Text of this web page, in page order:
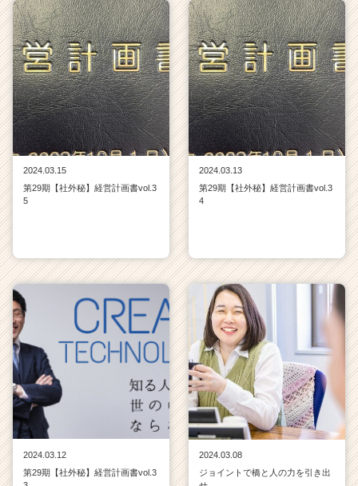
2024.03.15
第29期【社外秘】経営計画書vol.3
5
2024.03.13
第29期【社外秘】経営計画書vol.3
4
2024.03.12
第29期【社外秘】経営計画書vol.3
2024.03.08
ジョイントで橋と人の力を引き出